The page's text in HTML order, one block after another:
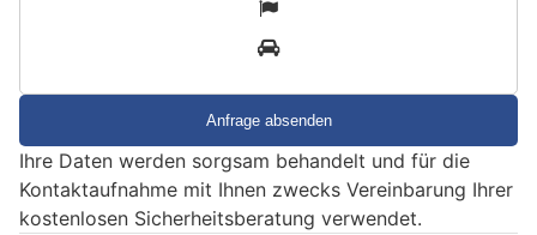
e
i
n
Ihre Daten werden sorgsam behandelt und für die
Kontaktaufnahme mit Ihnen zwecks Vereinbarung Ihrer
kostenlosen Sicherheitsberatung verwendet.